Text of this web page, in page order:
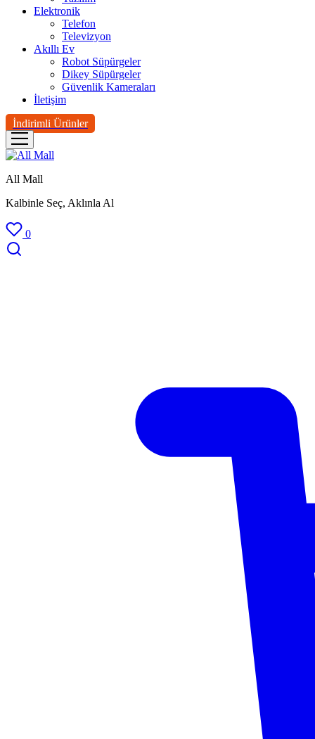
Elektronik
Telefon
Televizyon
Akıllı Ev
Robot Süpürgeler
Dikey Süpürgeler
Güvenlik Kameraları
İletişim
İndirimli Ürünler
All Mall
Kalbinle Seç, Aklınla Al
0